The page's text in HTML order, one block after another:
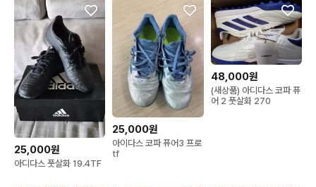
25,000원
아디다스 풋살화 19.4TF
25,000원
아이다스 코파 퓨어3 프로
tf
48,000원
(새상품) 아디다스 코파 퓨
어 2 풋살화 270